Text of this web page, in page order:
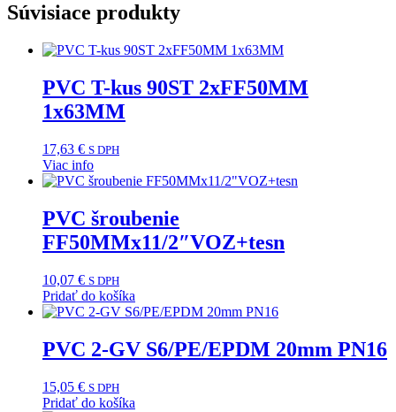
Súvisiace produkty
PVC T-kus 90ST 2xFF50MM
1x63MM
17,63 € S DPH
Viac info
PVC šroubenie
FF50MMx11/2″VOZ+tesn
10,07 € S DPH
Pridať do košíka
PVC 2-GV S6/PE/EPDM 20mm PN16
15,05 € S DPH
Pridať do košíka